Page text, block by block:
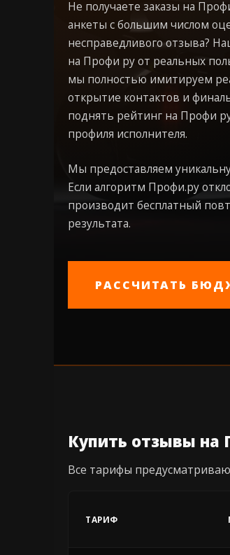
Не получаете заказы на
анкеты с большим числом
несправедливого отзыва?
на Профи ру от реальных
мы полностью имитируем
открытие контактов и
поднять рейтинг на Профи
профиля исполнителя.
Мы предоставляем
Если алгоритм Профи.ру
производит бесплатный
результата.
РАССЧИТАТЬ
Купить отзывы
Все тарифы
ТАРИФ